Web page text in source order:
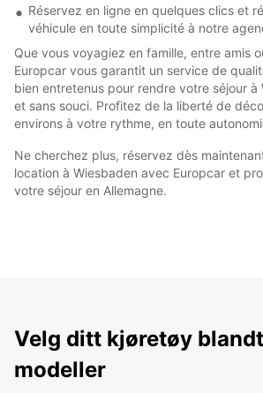
Réservez en ligne en quelques clics et
véhicule en toute simplicité à notre
Que vous voyagiez en famille, entre amis
Europcar vous garantit un service de
bien entretenus pour rendre votre séjour à
et sans souci. Profitez de la liberté de
environs à votre rythme, en toute
Ne cherchez plus, réservez dès
location à Wiesbaden avec Europcar et
votre séjour en Allemagne.
Velg ditt kjøretøy
modeller